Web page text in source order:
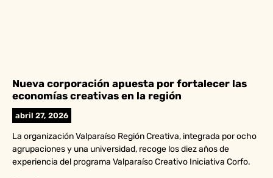
Nueva corporación apuesta por fortalecer las
economías creativas en la región
abril 27, 2026
La organización Valparaíso Región Creativa, integrada por ocho
agrupaciones y una universidad, recoge los diez años de
experiencia del programa Valparaíso Creativo Iniciativa Corfo.